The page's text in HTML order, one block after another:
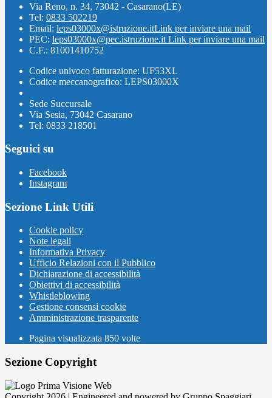
Via Reno, n. 34, 73042 - Casarano(LE)
Tel: 0833 502219
Email: leps03000x@istruzione.itLink per inviare una mail
PEC: leps03000x@pec.istruzione.it Link per inviare una mail
C.F.: 81001410752
Codice univoco fatturazione: UF53XL
Codice meccanografico: LEPS03000X
Sede Succursale
Via Sesia, 73042 Casarano
Tel: 0833 218501
Seguici su
Facebook
Instagram
Sezione Link Utili
Cookie policy
Note legali
Informativa Privacy
Ufficio Relazioni con il Pubblico
Dichiarazione di accessibilità
Obiettivi di accessibilità
Whistleblowing
Gestione consensi cookie
Amministrazione trasparente
Pagina visualizzata 850 volte
Sezione Copyright